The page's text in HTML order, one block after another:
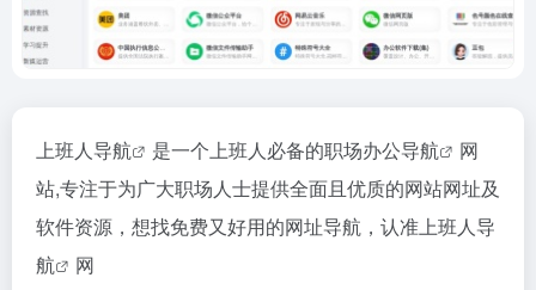
上班人导航 是一个上班人必备的职场办公导航
网
站,专注于为广大职场人士提供全面且优质的网站网址及
软件资源，想找免费又好用的网址导航，认准上班人导
航
网